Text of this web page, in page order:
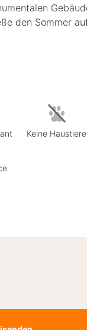
den Sommer
Keine Haustiere